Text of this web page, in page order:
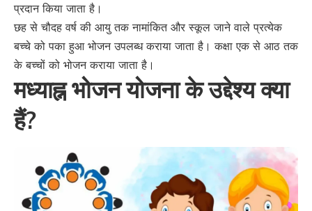
प्रदान किया जाता है।
छह से चौदह वर्ष की आयु तक नामांकित और स्कूल जाने वाले प्रत्येक
बच्चे को पका हुआ भोजन उपलब्ध कराया जाता है। कक्षा एक से आठ तक
के बच्चों को भोजन कराया जाता है।
मध्याह्न भोजन योजना के उद्देश्य क्या
हैं?